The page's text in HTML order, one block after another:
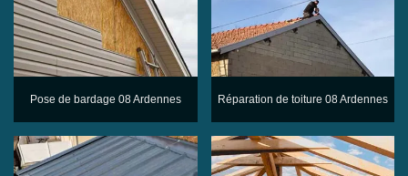
Pose de bardage 08 Ardennes Réparation de toiture 08 Ardennes